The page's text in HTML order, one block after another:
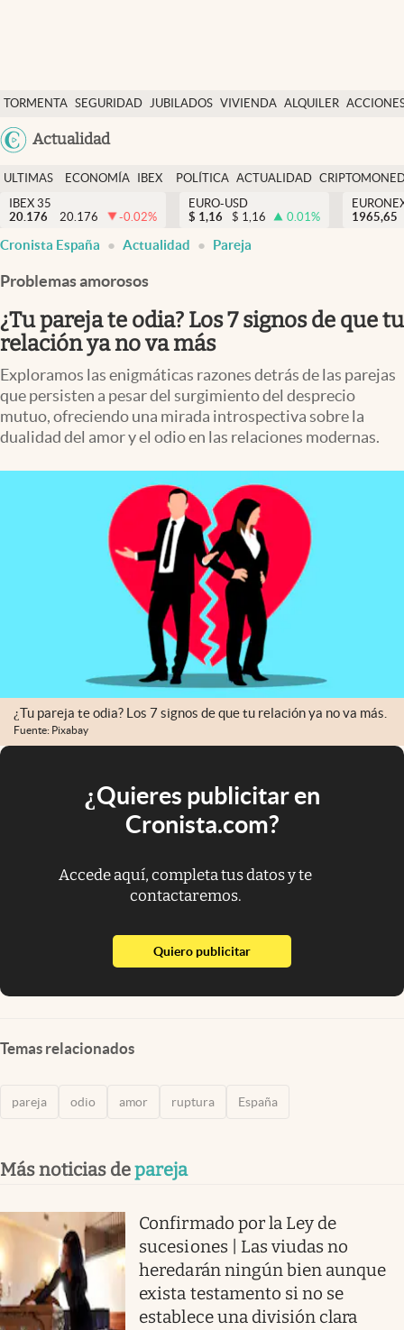
TORMENTA SEGURIDAD JUBILADOS VIVIENDA ALQUILER
USA
Actualidad
Economía y finanzas
Política
Actualidad
Criptomonedas
España
ULTIMAS
NOTICIAS
ECONOMÍA
FINANZAS
IBEX
EURO
POLÍTICA ACTUALIDAD
IBEX 35
20.176
20.176 -0.02%
EURO-USD
$ 1,16 $ 1,16 0.01%
1965,65
Cronista España Actualidad Pareja
Problemas amorosos
¿Tu pareja te odia? Los 7 signos de que tu
relación ya no va más
Exploramos las enigmáticas razones detrás de las parejas
que persisten a pesar del surgimiento del desprecio
mutuo, ofreciendo una mirada introspectiva sobre la
dualidad del amor y el odio en las relaciones modernas.
¿Tu pareja te odia? Los 7 signos de que tu relación ya no va más.
Fuente: Pixabay
¿Quieres publicitar en
Cronista.com?
Accede aquí, completa tus datos y te
contactaremos.
Quiero publicitarabre en nueva pestaña
Temas relacionados
pareja odio amor ruptura España
Más noticias depareja
Confirmado por la Ley de
sucesiones | Las viudas no
heredarán ningún bien aunque
exista testamento si no se
establece una división clara